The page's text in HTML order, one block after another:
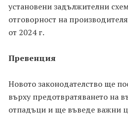
установени задължителни
отговорност на
от 2024 г.
Превенция
Новото законодателство ще
върху предотвратяването на
отпадъци и ще въведе важни